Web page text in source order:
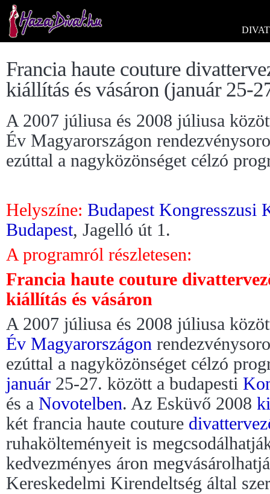
DIVAT
Francia haute couture
kiállítás és vásáron (január 25-
A 2007 júliusa és 2008 júliusa
Év Magyarországon
ezúttal a nagyközönséget célzó
Helyszíne: Budapest Kongresszusi
Budapest, Jagelló út 1.
A programról részletesen:
Francia haute couture
kiállítás és vásáron
A 2007 júliusa és 2008 júliusa
Év Magyarországon
ezúttal a nagyközönséget célzó
január 25-27. között a budapesti
és a Novotelben. Az Esküvő 2008
két francia haute couture
ruhakölteményeit is
kedvezményes áron
Kereskedelmi Kirendeltség által